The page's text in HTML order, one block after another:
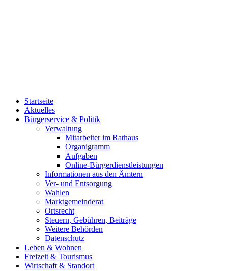
Startseite
Aktuelles
Bürgerservice & Politik
Verwaltung
Mitarbeiter im Rathaus
Organigramm
Aufgaben
Online-Bürgerdienstleistungen
Informationen aus den Ämtern
Ver- und Entsorgung
Wahlen
Marktgemeinderat
Ortsrecht
Steuern, Gebühren, Beiträge
Weitere Behörden
Datenschutz
Leben & Wohnen
Freizeit & Tourismus
Wirtschaft & Standort